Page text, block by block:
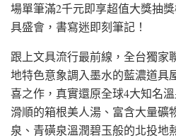
場單筆滿2千元即享超值大獎抽
具盛會，書寫迷即刻筆記！
跟上文具流行最前線，全台獨家
地特色意象調入墨水的藍濃道具
喜之作，真實還原全球4大知名
滑順的箱根美人湯、富含大量礦
泉、青磺泉溫潤碧玉般的北投地